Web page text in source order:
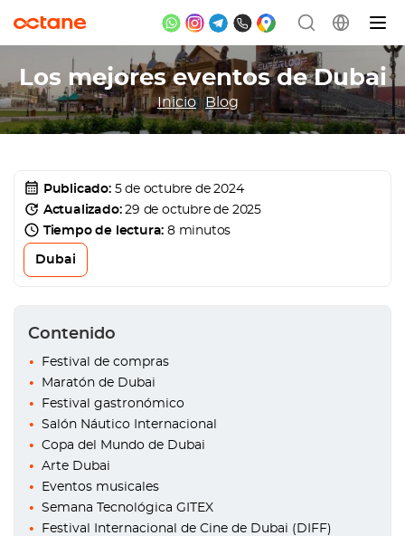
Los mejores eventos de Dubai
Inicio Blog
Publicado: 5 de octubre de 2024
Actualizado:29 de octubre de 2025
Tiempo de lectura:8 minutos
Dubai
Contenido
Festival de compras
Maratón de Dubai
Festival gastronómico
Salón Náutico Internacional
Copa del Mundo de Dubai
Arte Dubai
Eventos musicales
Semana Tecnológica GITEX
Festival Internacional de Cine de Dubai (DIFF)